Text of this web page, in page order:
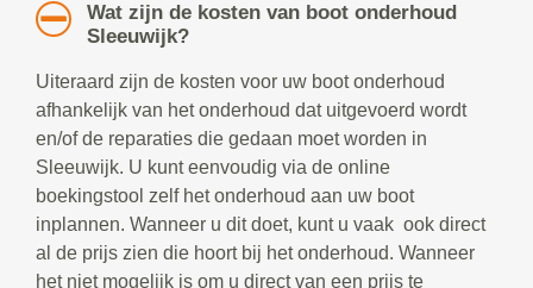
Wat zijn de kosten van boot onderhoud
Sleeuwijk?
Uiteraard zijn de kosten voor uw boot onderhoud
afhankelijk van het onderhoud dat uitgevoerd wordt
en/of de reparaties die gedaan moet worden in
Sleeuwijk. U kunt eenvoudig via de online
boekingstool zelf het onderhoud aan uw boot
inplannen. Wanneer u dit doet, kunt u vaak ook direct
al de prijs zien die hoort bij het onderhoud. Wanneer
het niet mogelijk is om u direct van een prijs te